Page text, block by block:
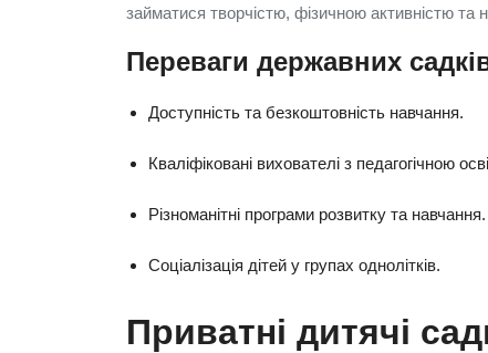
займатися творчістю, фізичною активністю та
Переваги державних
Доступність та безкоштовність навчання.
Кваліфіковані вихователі з педагогічною
Різноманітні програми розвитку та навчання.
Соціалізація дітей у групах однолітків.
Приватні дитячі